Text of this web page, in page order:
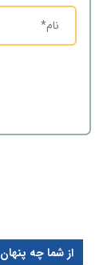
از شما چه پنهان